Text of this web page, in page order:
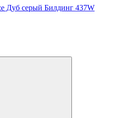
Дуб серый Билдинг 437W